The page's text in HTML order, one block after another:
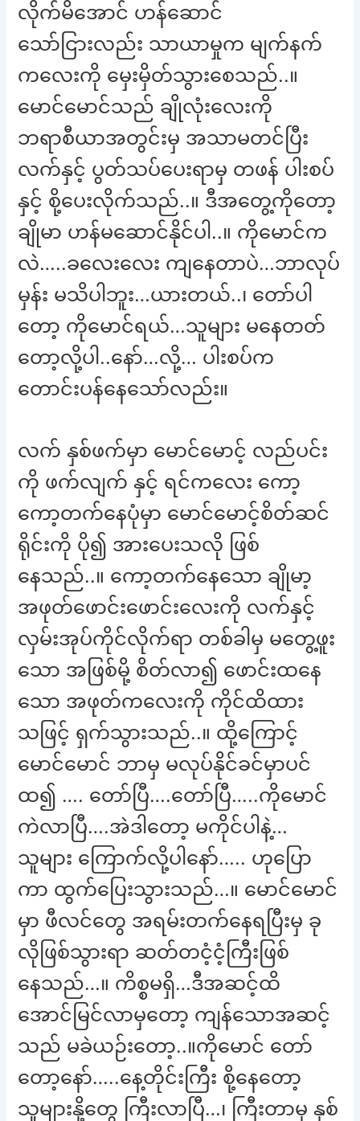
လိုက်မိအောင် ဟန်ဆောင်
သော်ငြားလည်း သာယာမှုက မျက်နက်
ကလေးကို မှေးမှိတ်သွားစေသည်..။
မောင်မောင်သည် ချိုလုံးလေးကို
ဘရာစီယာအတွင်းမှ အသာမတင်ပြီး
လက်နှင့် ပွတ်သပ်ပေးရာမှ တဖန် ပါးစပ်
နှင့် စို့ပေးလိုက်သည်..။ ဒီအတွေ့ကိုတော့
ချိုမာ ဟန်မဆောင်နိုင်ပါ..။ ကိုမောင်က
လဲ…..ခလေးလေး ကျနေတာပဲ…ဘာလုပ်
မှန်း မသိပါဘူး…ယားတယ်..၊ တော်ပါ
တော့ ကိုမောင်ရယ်…သူများ မနေတတ်
တော့လို့ပါ..နော်…လို့… ပါးစပ်က
တောင်းပန်နေသော်လည်း။
လက် နှစ်ဖက်မှာ မောင်မောင့် လည်ပင်း
ကို ဖက်လျက် နှင့် ရင်ကလေး ကော့
ကော့တက်နေပုံမှာ မောင်မောင့်စိတ်ဆင်
ရိုင်းကို ပို၍ အားပေးသလို ဖြစ်
နေသည်..။ ကော့တက်နေသော ချိုမာ့
အဖုတ်ဖောင်းဖောင်းလေးကို လက်နှင့်
လှမ်းအုပ်ကိုင်လိုက်ရာ တစ်ခါမှ မတွေ့ဖူး
သော အဖြစ်မို့ စိတ်လာ၍ ဖောင်းထနေ
သော အဖုတ်ကလေးကို ကိုင်ထိထား
သဖြင့် ရှက်သွားသည်..။ ထို့ကြောင့်
မောင်မောင် ဘာမှ မလုပ်နိုင်ခင်မှာပင်
ထ၍ …. တော်ပြီ….တော်ပြီ…..ကိုမောင်
ကဲလာပြီ….အဲဒါတော့ မကိုင်ပါနဲ့…
သူများ ကြောက်လို့ပါနော်….. ဟုပြော
ကာ ထွက်ပြေးသွားသည်…။ မောင်မောင်
မှာ ဖီလင်တွေ အရမ်းတက်နေရပြီးမှ ခု
လိုဖြစ်သွားရာ ဆတ်တငံ့ငံ့ကြီးဖြစ်
နေသည်…။ ကိစ္စမရှိ…ဒီအဆင့်ထိ
အောင်မြင်လာမှတော့ ကျန်သောအဆင့်
သည် မခဲယဉ်းတော့..။ကိုမောင် တော်
တော့နော်…..နေ့တိုင်းကြီး စို့နေတော့
သူများနို့တွေ ကြီးလာပြီ…၊ ကြီးတာမှ နှစ်